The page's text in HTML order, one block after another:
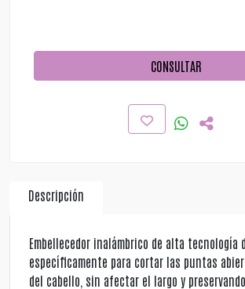
CONSULTAR
Descripción
Embellecedor inalámbrico de alta tecnología
específicamente para cortar las puntas
del cabello, sin afectar el largo y